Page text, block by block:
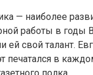
— наиболее
работы в
ей свой талант.
печатался в